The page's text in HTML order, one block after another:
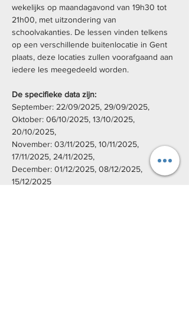
wekelijks op maandagavond van 19h30 tot
21h00, met uitzondering van
schoolvakanties. De lessen vinden telkens
op een verschillende buitenlocatie in Gent
plaats, deze locaties zullen voorafgaand aan
iedere les meegedeeld worden.
De specifieke data zijn:
September: 22/09/2025, 29/09/2025,
Oktober: 06/10/2025, 13/10/2025,
20/10/2025,
November: 03/11/2025, 10/11/2025,
17/11/2025, 24/11/2025,
December: 01/12/2025, 08/12/2025,
15/12/2025